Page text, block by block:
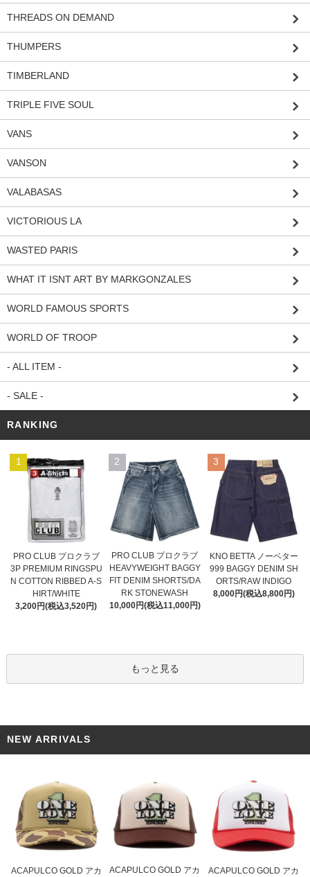
THREADS ON DEMAND
THUMPERS
TIMBERLAND
TRIPLE FIVE SOUL
VANS
VANSON
VALABASAS
VICTORIOUS LA
WASTED PARIS
WHAT IT ISNT ART BY MARKGONZALES
WORLD FAMOUS SPORTS
WORLD OF TROOP
- ALL ITEM -
- SALE -
RANKING
1
PRO CLUB プロクラブ
3P PREMIUM RINGSPU
N COTTON RIBBED A-S
HIRT/WHITE
3,200円(税込3,520円)
2
PRO CLUB プロクラブ
HEAVYWEIGHT BAGGY
FIT DENIM SHORTS/DA
RK STONEWASH
10,000円(税込11,000円)
3
KNO BETTA ノーベター
999 BAGGY DENIM SH
ORTS/RAW INDIGO
8,000円(税込8,800円)
もっと見る
NEW ARRIVALS
ACAPULCO GOLD アカ
ACAPULCO GOLD アカ
ACAPULCO GOLD アカ